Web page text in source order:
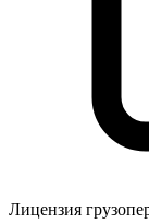
Лицензия